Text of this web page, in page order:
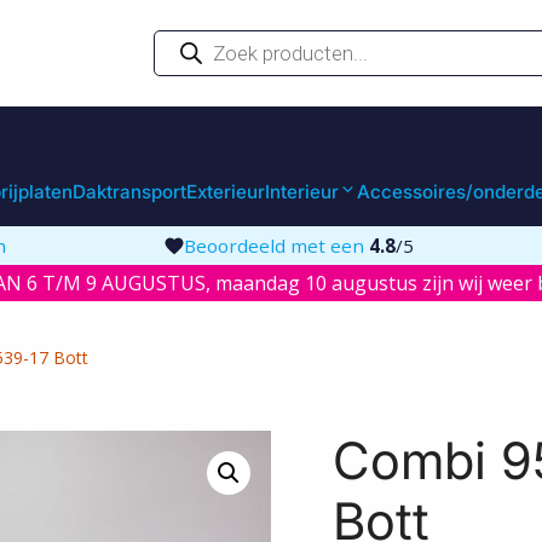
Producten
zoeken
DaktransportExterieurInterieur Accessoires/
Beoordeeld met een 4.8/5
6 T/M 9 AUGUSTUS, maandag 10 augustus zijn wij
17 Bott
Combi
Bott